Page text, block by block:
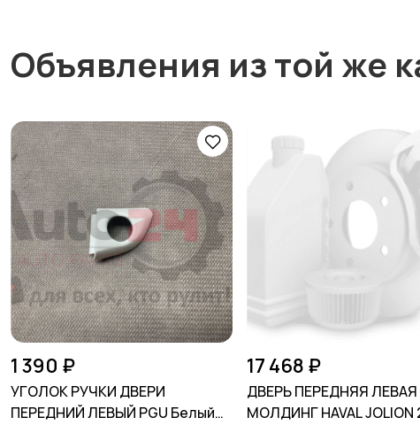
Объявления из той же
1 390 ₽
УГОЛОК РУЧКИ ДВЕРИ
ПЕРЕДНИЙ ЛЕВЫЙ PGU Белый
17 468 ₽
ДВЕРЬ ПЕРЕДНЯЯ
МОЛДИНГ HAVAL JOLION